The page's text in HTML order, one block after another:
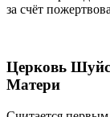
за счёт
Церковь
Матери